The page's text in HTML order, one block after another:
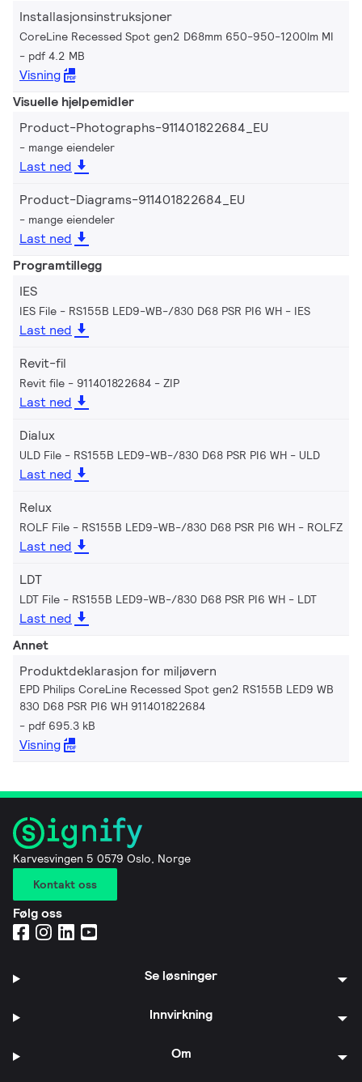
Installasjonsinstruksjoner
CoreLine Recessed Spot gen2 D68mm 650-950-1200lm MI
pdf 4.2 MB
Visning
Visuelle hjelpemidler
Product-Photographs-911401822684_EU
mange eiendeler
Last ned
Product-Diagrams-911401822684_EU
mange eiendeler
Last ned
Programtillegg
IES
IES File - RS155B LED9-WB-/830 D68 PSR PI6 WH IES
Last ned
Revit-fil
Revit file - 911401822684 ZIP
Last ned
Dialux
ULD File - RS155B LED9-WB-/830 D68 PSR PI6 WH ULD
Last ned
Relux
ROLF File - RS155B LED9-WB-/830 D68 PSR PI6 WH ROLFZ
Last ned
LDT
LDT File - RS155B LED9-WB-/830 D68 PSR PI6 WH LDT
Last ned
Annet
Produktdeklarasjon for miljøvern
EPD Philips CoreLine Recessed Spot gen2 RS155B LED9 WB
830 D68 PSR PI6 WH 911401822684
pdf 695.3 kB
Visning
Karvesvingen 5 0579 Oslo, Norge
Kontakt oss
Følg oss
Se løsninger
Innvirkning
Om